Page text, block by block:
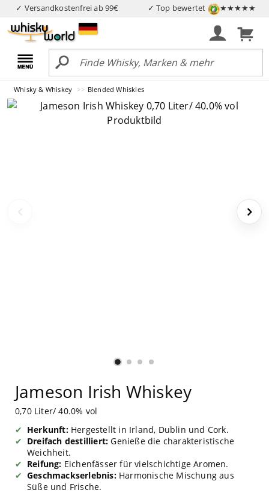
✓ Versandkostenfrei ab 99€ ✓ Top bewertet ★★★★★
Whisky & Whiskey Blended Whiskies
Jameson Irish Whiskey
0,70 Liter/ 40.0% vol
Herkunft:Hergestellt in Irland, Dublin und Cork.
Dreifach destilliert: Genieße die charakteristische
Weichheit.
Reifung: Eichenfässer für vielschichtige Aromen.
Geschmackserlebnis:Harmonische Mischung aus
Süße und Frische.